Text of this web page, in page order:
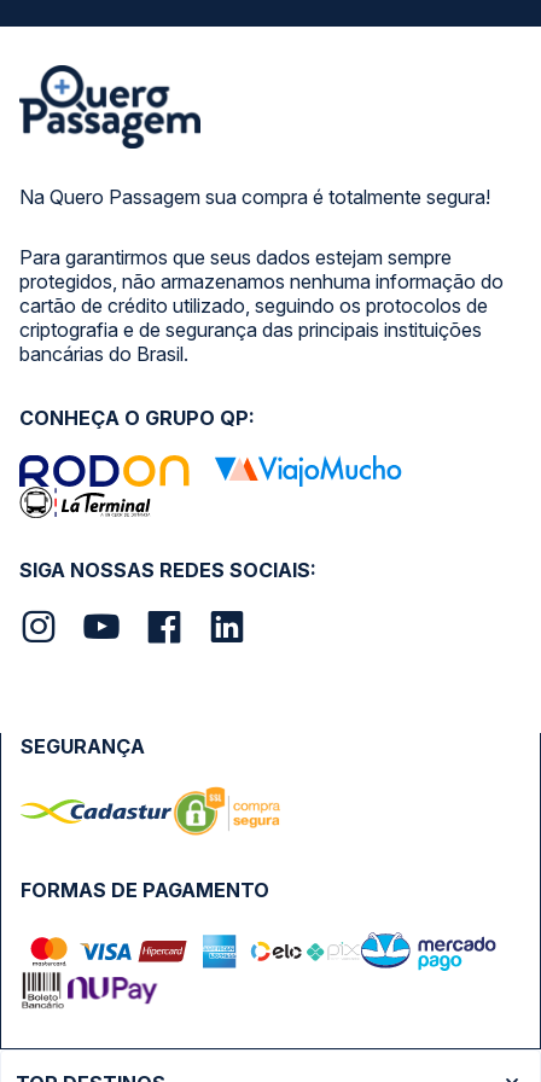
Na Quero Passagem sua compra é totalmente segura!
Para garantirmos que seus dados estejam sempre
protegidos, não armazenamos nenhuma informação do
cartão de crédito utilizado, seguindo os protocolos de
criptografia e de segurança das principais instituições
bancárias do Brasil.
SIGA NOSSAS REDES SOCIAIS:
CONHEÇA O GRUPO QP:
FORMAS DE PAGAMENTO
SEGURANÇA